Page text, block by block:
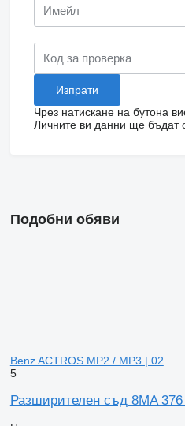
Чрез натискане на бутона
Личните ви данни ще бъдат
Подобни обяви
Benz ACTROS MP2 / MP3 | 02
5
Разширителен съд 8MA